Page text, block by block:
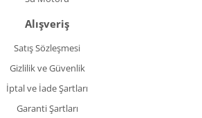
Alışveriş
Satış Sözleşmesi
Gizlilik ve Güvenlik
İptal ve İade Şartları
Garanti Şartları